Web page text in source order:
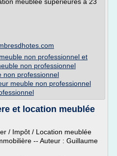
non professionnel et
non professionnel
non professionnel
meuble non professionnel
et location meublée
/ Impôt / Location meublée
-- Auteur : Guillaume